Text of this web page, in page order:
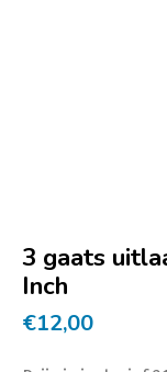
3 gaats
Inch
€12,00